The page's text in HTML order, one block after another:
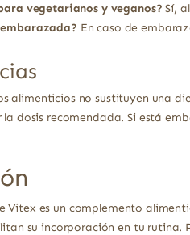
vegetarianos y veganos? Sí,
En caso de
alimenticios no sustituyen una
la dosis recomendada. Si está
Vitex es un complemento
su incorporación en tu rutina.